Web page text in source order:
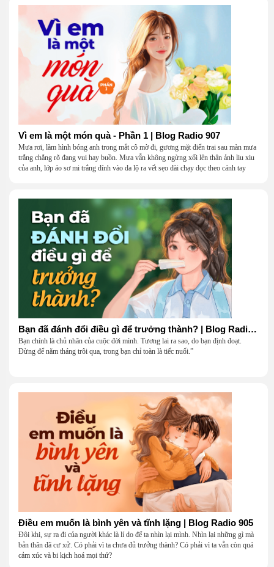
Vì em là một món quà - Phần 1 | Blog Radio 907
Mưa rơi, làm hình bóng anh trong mắt cô mờ đi, gương mặt điển trai sau màn mưa
trắng chẳng rõ đang vui hay buồn. Mưa vẫn không ngừng xối lên thân ảnh liu xiu
của anh, lớp áo sơ mi trắng dính vào da lộ ra vết sẹo dài chạy dọc theo cánh tay
Bạn đã đánh đổi điều gì để trưởng thành? | Blog Radio 906
Bạn chính là chủ nhân của cuộc đời mình. Tương lai ra sao, do bạn định đoạt.
Đừng để năm tháng trôi qua, trong bạn chỉ toàn là tiếc nuối.”
Điều em muốn là bình yên và tĩnh lặng | Blog Radio 905
Đôi khi, sự ra đi của người khác là lí do để ta nhìn lại mình. Nhìn lại những gì mà
bản thân đã cư xử. Có phải vì ta chưa đủ trưởng thành? Có phải vì ta vẫn còn quá
cảm xúc và bi kịch hoá mọi thứ?